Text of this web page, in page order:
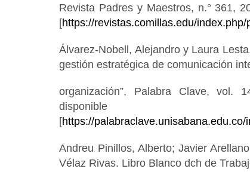
Revista Padres y Maestros, n.° 361,
[https://revistas.comillas.edu/index.php/
Álvarez-Nobell, Alejandro y Laura
gestión estratégica de comunicación
organización”, Palabra Clave,
[https://palabraclave.unisabana.edu.co/
Andreu Pinillos, Alberto; Javier
Vélaz Rivas. Libro Blanco dch de